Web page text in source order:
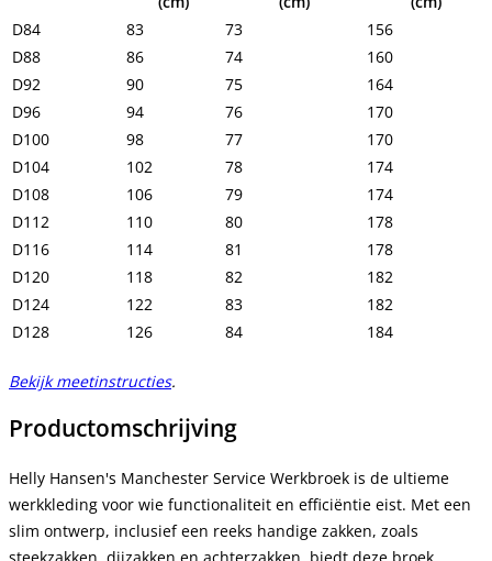
D84
83 73
156
D88
86 74
160
D92
90 75
164
D96
94 76
170
D100
98 77
170
D104
102 78
174
D108
106 79
174
D112
110 80
178
D116
114 81
178
D120
118 82
182
D124
122 83
182
D128
126 84 184
Bekijk meetinstructies.
Productomschrijving
Helly Hansen's Manchester Service Werkbroek is de ultieme
werkkleding voor wie functionaliteit en efficiëntie eist. Met een
slim ontwerp, inclusief een reeks handige zakken, zoals
steekzakken, dijzakken en achterzakken, biedt deze broek